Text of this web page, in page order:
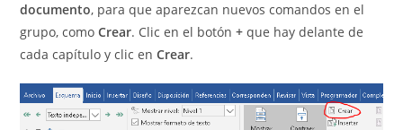
documento, para que aparezcan nuevos comandos en el
grupo, comoCrear. Clic en el botón+que hay delante de
cada capítulo y clic enCrear.